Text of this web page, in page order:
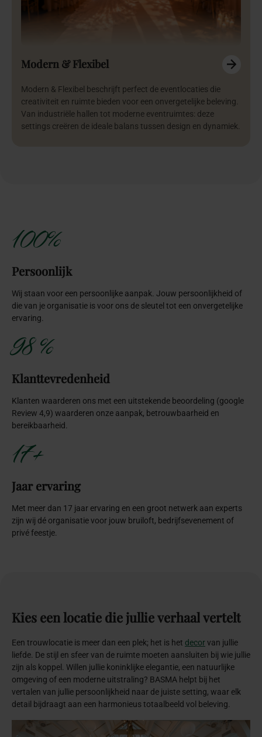
Modern & Flexibel
Modern & Flexibel beschrijft perfect de eventlocaties die
creativiteit en ruimte bieden voor een onvergetelijke beleving.
Van industriële hallen tot moderne eventruimtes: deze
settings creëren de ideale balans tussen design en dynamiek.
100%
Persoonlijk
Wij staan voor een persoonlijke aanpak. Jouw persoonlijkheid of
die van je organisatie is voor ons de sleutel tot een onvergetelijke
ervaring.
98 %
Klanttevredenheid
Klanten waarderen ons met een uitstekende beoordeling (google
Review 4,9) waarderen onze aanpak, betrouwbaarheid en
bereikbaarheid.
17+
Jaar ervaring
Met meer dan 17 jaar ervaring en een groot netwerk aan experts
zijn wij dé organisatie voor jouw bruiloft, bedrijfsevenement of
privé feestje.
Kies eenlocatie diejullieverhaalvertelt
Een trouwlocatie is meer dan een plek; het is het decorvan jullie
liefde. De stijl en sfeer van de ruimte moeten aansluiten bij wie jullie
zijn als koppel. Willen jullie koninklijke elegantie, een natuurlijke
omgeving of een moderne uitstraling? BASMA helpt bij het
vertalen van jullie persoonlijkheid naar de juiste setting, waar elk
detail bijdraagt aan een harmonieus totaalbeeld vol beleving.